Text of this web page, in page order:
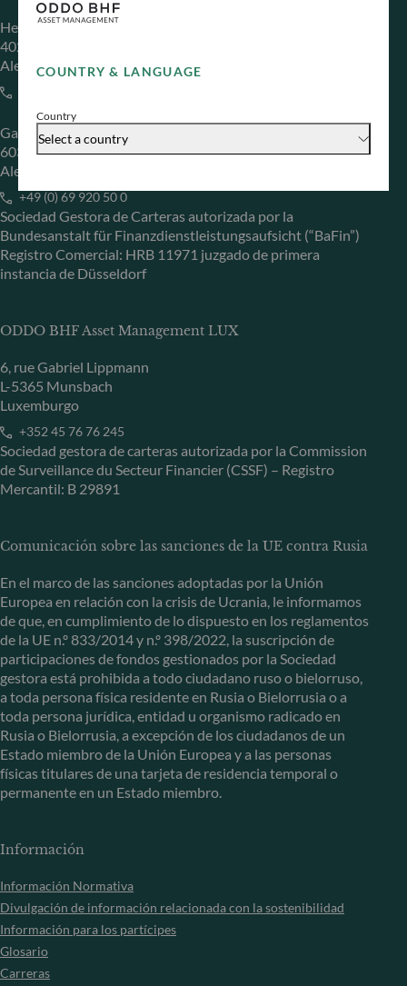
COUNTRY & LANGUAGE
Country
Select a country
Herzogstraße 15
40217 Düsseldorf
Alemania
Gallusanlage 8
60329 Frankfurt am Main
Alemania
+49 (0) 69 920 50 0
Sociedad Gestora de Carteras autorizada por la
Bundesanstalt für Finanzdienstleistungsaufsicht (“BaFin”)
Registro Comercial: HRB 11971 juzgado de primera
instancia de Düsseldorf
ODDO BHF Asset Management LUX
6, rue Gabriel Lippmann
L-5365 Munsbach
Luxemburgo
+352 45 76 76 245
Sociedad gestora de carteras autorizada por la Commission
de Surveillance du Secteur Financier (CSSF) – Registro
Mercantil: B 29891
Comunicación sobre las sanciones de la UE contra Rusia
En el marco de las sanciones adoptadas por la Unión
Europea en relación con la crisis de Ucrania, le informamos
de que, en cumplimiento de lo dispuesto en los reglamentos
de la UE n.º 833/2014 y n.º 398/2022, la suscripción de
participaciones de fondos gestionados por la Sociedad
gestora está prohibida a todo ciudadano ruso o bielorruso,
a toda persona física residente en Rusia o Bielorrusia o a
toda persona jurídica, entidad u organismo radicado en
Rusia o Bielorrusia, a excepción de los ciudadanos de un
Estado miembro de la Unión Europea y a las personas
físicas titulares de una tarjeta de residencia temporal o
permanente en un Estado miembro.
Información
Información Normativa
Divulgación de información relacionada con la sostenibilidad
Información para los partícipes
Glosario
Carreras